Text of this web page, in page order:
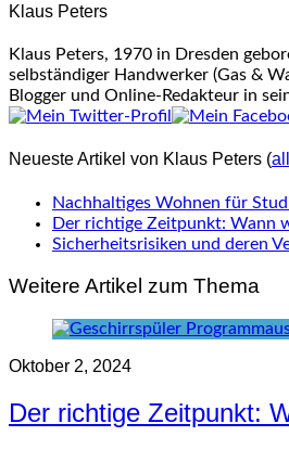
content
Klaus Peters
Klaus Peters, 1970 in Dresden
selbständiger Handwerker (Gas &
Blogger und Online-Redakteur in
Neueste Artikel von Klaus Peters (
Nachhaltiges Wohnen für
Der richtige Zeitpunkt: Wann
Sicherheitsrisiken und deren
Weitere Artikel zum Thema
Oktober 2, 2024
Der richtige Zeitpunkt: